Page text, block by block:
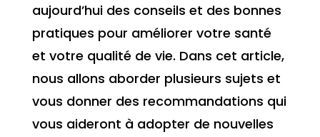
aujourd’hui des conseils et des bonnes
pratiques pour améliorer votre santé
et votre qualité de vie. Dans cet article,
nous allons aborder plusieurs sujets et
vous donner des recommandations qui
vous aideront à adopter de nouvelles